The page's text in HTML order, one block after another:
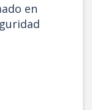
en